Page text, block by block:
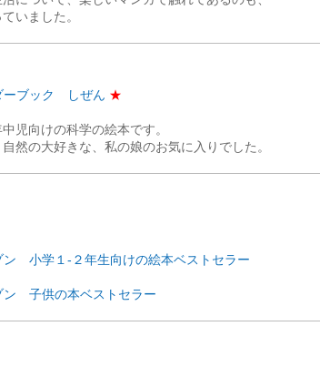
いました。
ーブック しぜん ★
児向けの科学の絵本です。
然の大好きな、私の娘のお気に入りでした。
ン 小学１-２年生向けの絵本ベストセラー
ン 子供の本ベストセラー